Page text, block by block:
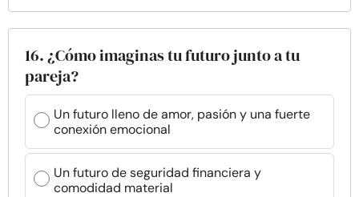
16. ¿Cómo imaginas tu futuro junto a tu
pareja?
Un futuro lleno de amor, pasión y una fuerte
conexión emocional
Un futuro de seguridad financiera y
comodidad material